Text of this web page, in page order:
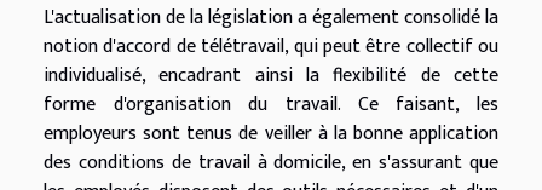
L'actualisation de la législation a également consolidé la
notion d'accord de télétravail, qui peut être collectif ou
individualisé, encadrant ainsi la flexibilité de cette
forme d'organisation du travail. Ce faisant, les
employeurs sont tenus de veiller à la bonne application
des conditions de travail à domicile, en s'assurant que